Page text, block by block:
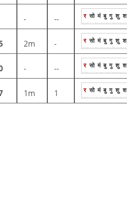
- -- र सो मं बु गु शु श
2m - र सो मं बु गु शु श
- -- र सो मं बु गु शु श
1m 1 र सो मं बु गु शु श